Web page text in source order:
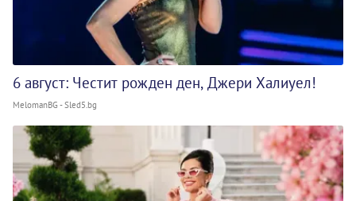
6 август: Честит рожден ден, Джери Халиуел!
MelomanBG - Sled5.bg